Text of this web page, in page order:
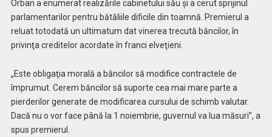
Orban a enumerat realizările cabinetului său şi a cerut sprijinul
parlamentarilor pentru bătăliile dificile din toamnă. Premierul a
reluat totodată un ultimatum dat vinerea trecută băncilor, în
privinţa creditelor acordate în franci elveţieni.
„Este obligaţia morală a băncilor să modifice contractele de
împrumut. Cerem băncilor să suporte cea mai mare parte a
pierderilor generate de modificarea cursului de schimb valutar.
Dacă nu o vor face până la 1 noiembrie, guvernul va lua măsuri”, a
spus premierul.